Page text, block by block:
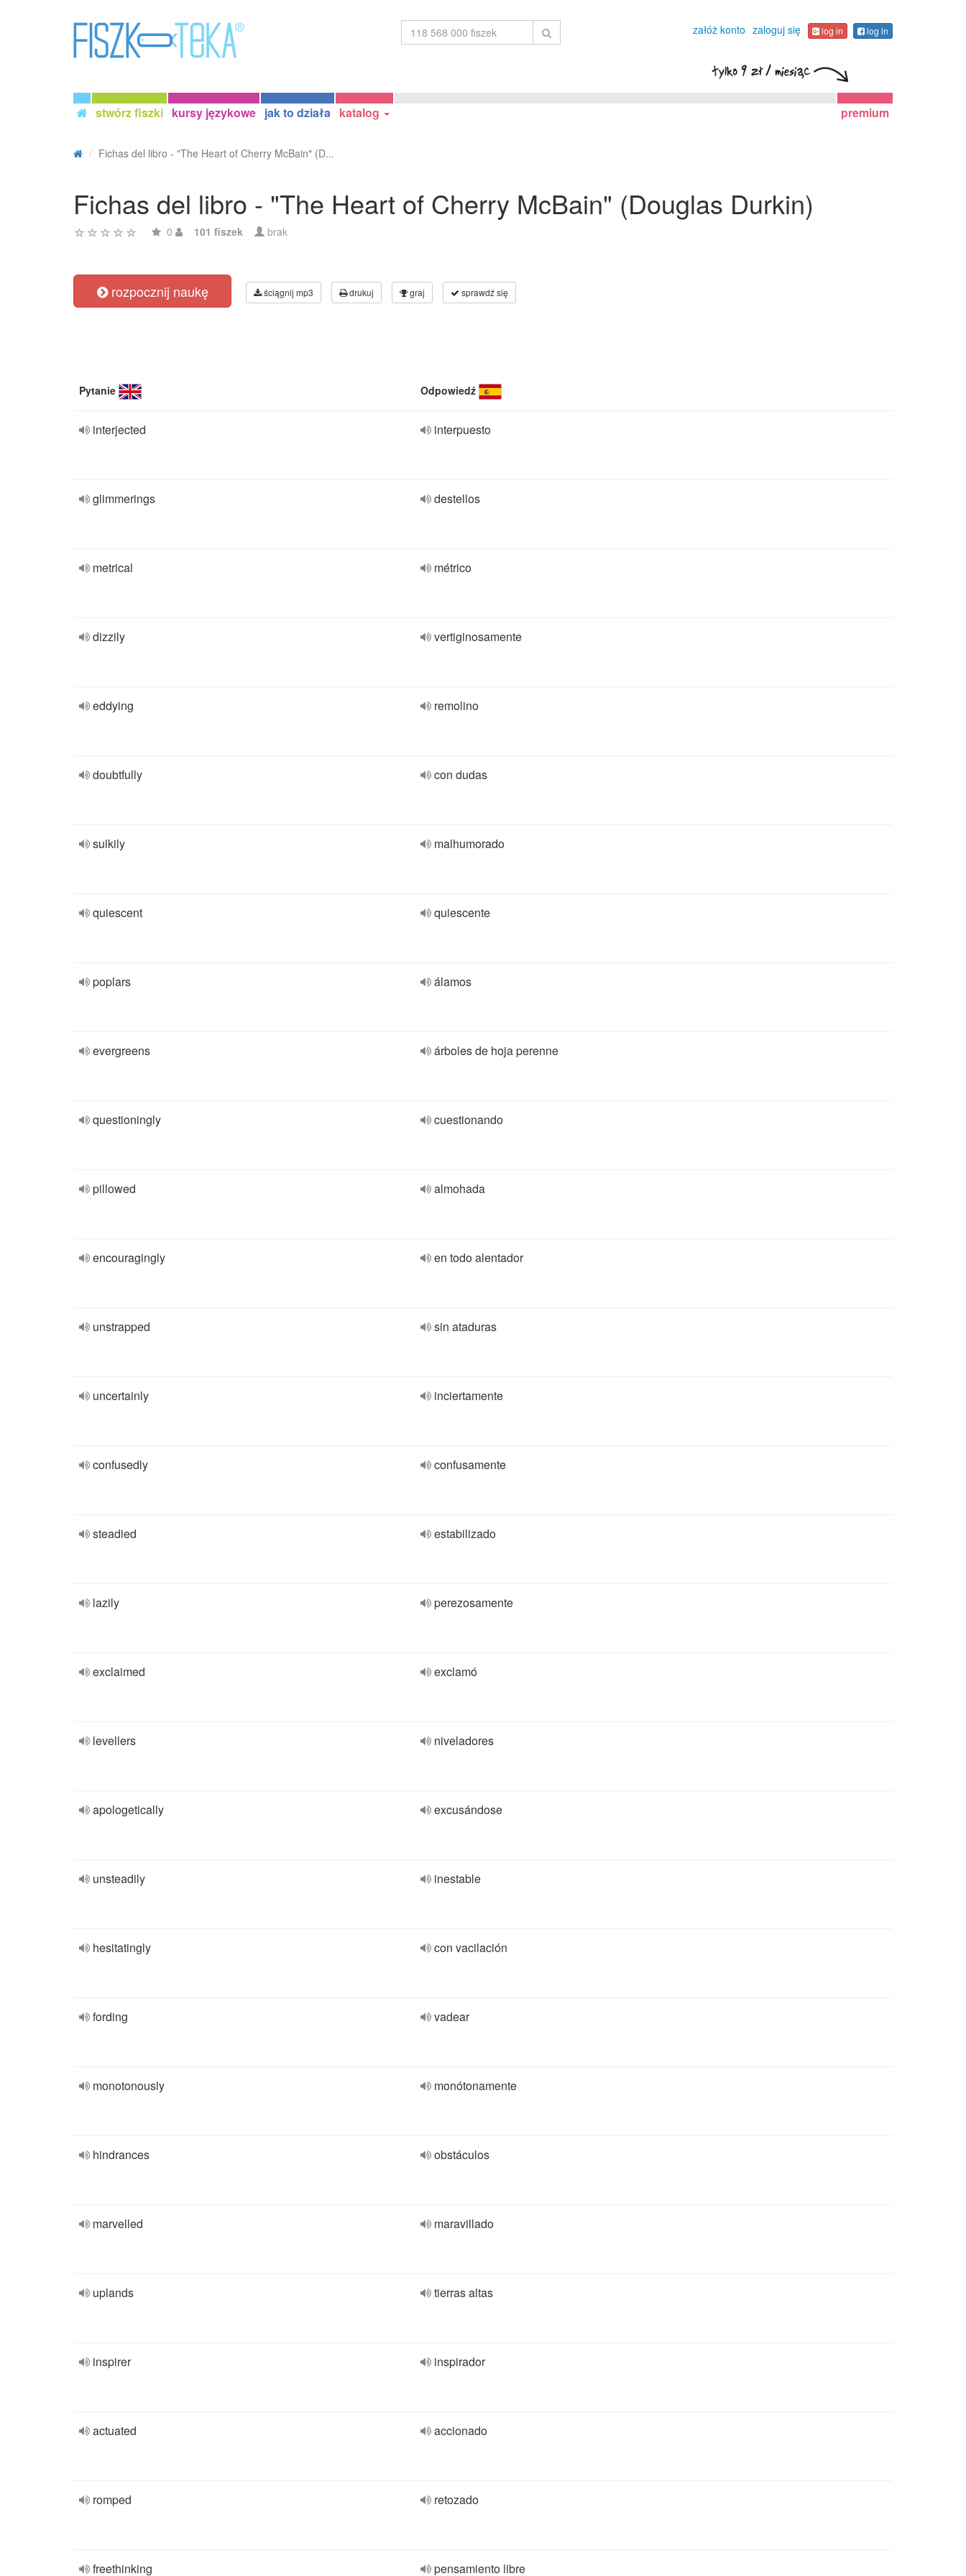
załóż konto zaloguj się log in log in
stwórz fiszki kursy językowe jak to działa katalog premium
Fichas del libro - "The Heart of Cherry McBain" (D...
Fichas del libro - "The Heart of Cherry McBain" (Douglas Durkin)
0 101 fiszek brak
rozpocznij naukę ściągnij mp3 drukuj graj sprawdź się
Pytanie Odpowiedź
interjected interpuesto
glimmerings destellos
metrical métrico
dizzily vertiginosamente
eddying remolino
doubtfully con dudas
sulkily malhumorado
quiescent quiescente
poplars álamos
evergreens árboles de hoja perenne
questioningly cuestionando
pillowed almohada
encouragingly en todo alentador
unstrapped sin ataduras
uncertainly inciertamente
confusedly confusamente
steadied estabilizado
lazily perezosamente
exclaimed exclamó
levellers niveladores
apologetically excusándose
unsteadily inestable
hesitatingly con vacilación
fording vadear
monotonously monótonamente
hindrances obstáculos
marvelled maravillado
uplands tierras altas
inspirer inspirador
actuated accionado
romped retozado
freethinking pensamiento libre